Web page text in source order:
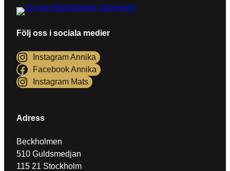
E-post*
bearbetas
Följ oss i sociala medier
Instagram Annika
Facebook Annika
Instagram Mats
Adress
Beckholmen
510 Guldsmedjan
115 21 Stockholm
anpassat
innehåll och